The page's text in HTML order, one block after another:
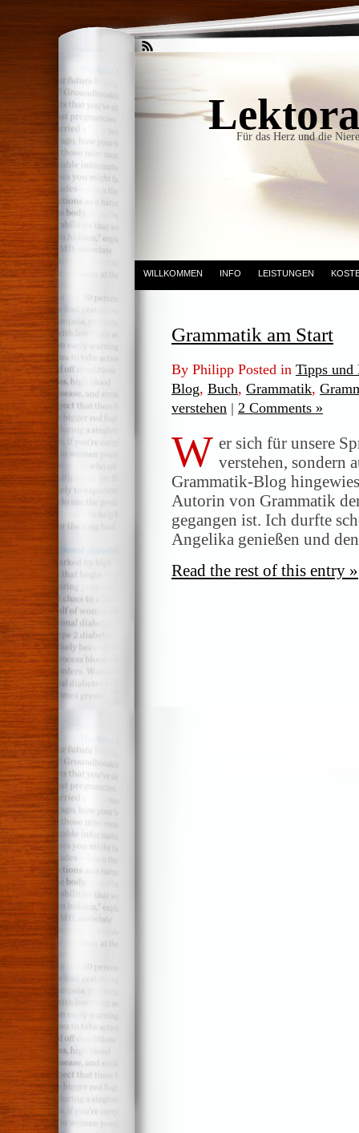
Für das Herz und die
WILLKOMMEN INFO LEISTUNGEN
Grammatik am Start
By Philipp Posted in Tipps und
Blog, Buch, Grammatik,
verstehen | 2 Comments »
W er sich für unsere
verstehen, sondern
Grammatik-Blog
Autorin von Grammatik
gegangen ist. Ich durfte
Angelika genießen und
Read the rest of this entry »